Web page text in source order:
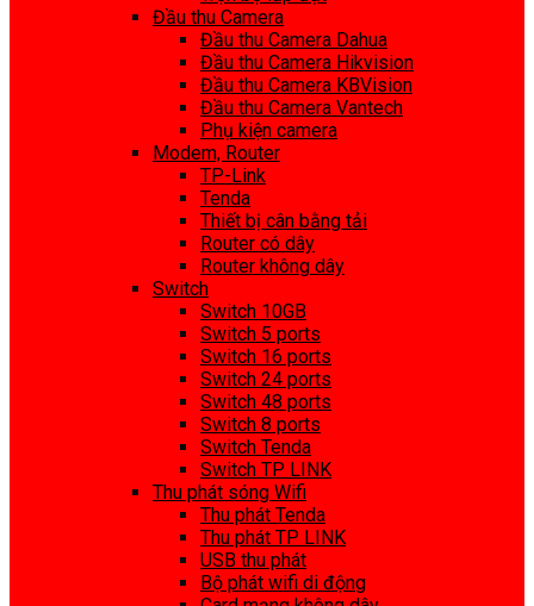
Đầu thu Camera
Đầu thu Camera Dahua
Đầu thu Camera Hikvision
Đầu thu Camera KBVision
Đầu thu Camera Vantech
Phụ kiện camera
Modem, Router
TP-Link
Tenda
Thiết bị cân bằng tải
Router có dây
Router không dây
Switch
Switch 10GB
Switch 5 ports
Switch 16 ports
Switch 24 ports
Switch 48 ports
Switch 8 ports
Switch Tenda
Switch TP LINK
Thu phát sóng Wifi
Thu phát Tenda
Thu phát TP LINK
USB thu phát
Bộ phát wifi di động